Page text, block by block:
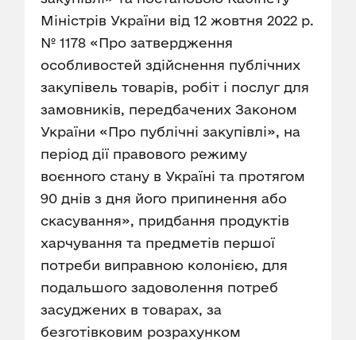
Міністрів України від 12 жовтня 2022 р.
№ 1178 «Про затвердження
особливостей здійснення публічних
закупівель товарів, робіт і послуг для
замовників, передбачених Законом
України «Про публічні закупівлі», на
період дії правового режиму
воєнного стану в Україні та протягом
90 днів з дня його припинення або
скасування», придбання продуктів
харчування та предметів першої
потреби виправною колонією, для
подальшого задоволення потреб
засуджених в товарах, за
безготівковим розрахунком